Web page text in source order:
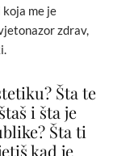
me je
zdrav,
Šta te
i šta je
Šta ti
kad je